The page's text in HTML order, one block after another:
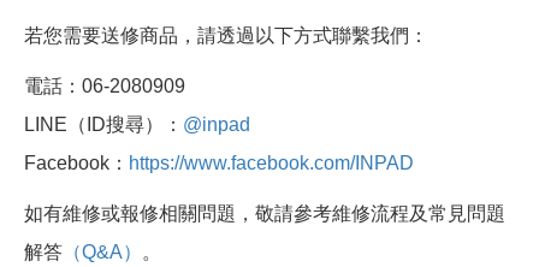
若您需要送修商品，請透過以下方式聯繫我們：
電話：06-2080909
LINE（ID搜尋）： @inpad
Facebook： https://www.facebook.com/INPAD
如有維修或報修相關問題，敬請參考維修流程及常見問題
解答 （Q&A） 。